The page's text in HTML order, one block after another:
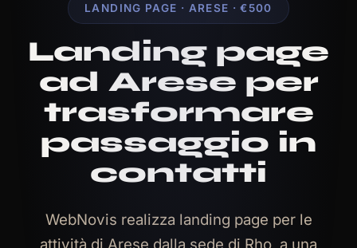
LANDING PAGE · ARESE · €500
Landing page
ad Arese per
trasformare
passaggio in
contatti
WebNovis realizza landing page per le
attività di Arese dalla sede di Rho, a una